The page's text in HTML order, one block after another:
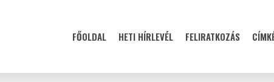
FŐOLDAL HETI HÍRLEVÉL FELIRATKOZÁS